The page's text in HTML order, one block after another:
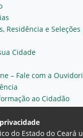
Residência e
Cidade
– Fale com a
ao Cidadão
do Estado do Ceará